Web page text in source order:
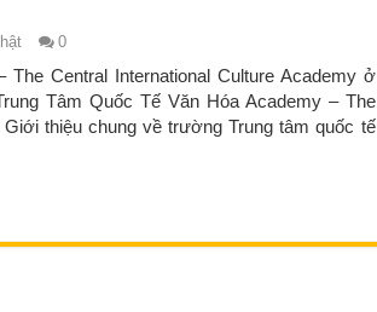
0
Central International Culture Academy ở
Tâm Quốc Tế Văn Hóa Academy – The
thiệu chung về trường Trung tâm quốc tế